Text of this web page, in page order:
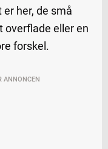
her, de små
eller en
forskel.
ANNONCEN